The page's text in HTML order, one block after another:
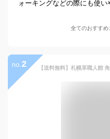
ォーキングなどの際にも使い
全てのおすすめ
no. 2